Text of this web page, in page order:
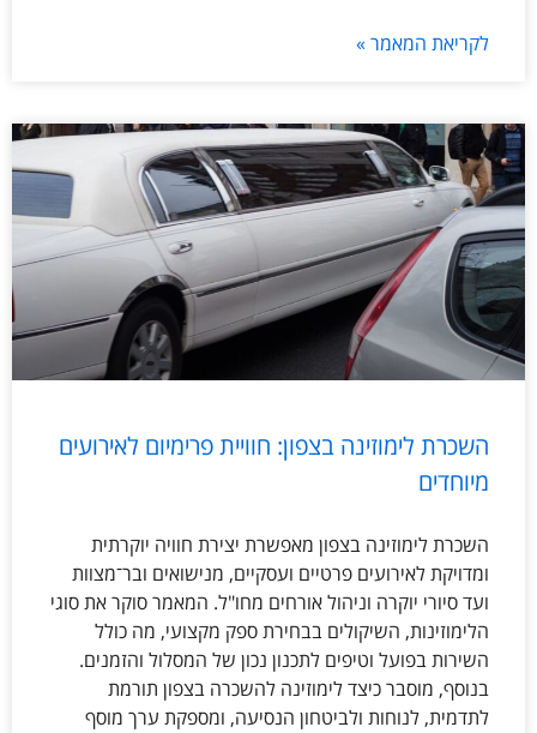
לקריאת המאמר »
השכרת לימוזינה בצפון: חוויית פרימיום לאירועים
מיוחדים
השכרת לימוזינה בצפון מאפשרת יצירת חוויה יוקרתית
ומדויקת לאירועים פרטיים ועסקיים, מנישואים ובר־מצוות
ועד סיורי יוקרה וניהול אורחים מחו"ל. המאמר סוקר את סוגי
הלימוזינות, השיקולים בבחירת ספק מקצועי, מה כולל
השירות בפועל וטיפים לתכנון נכון של המסלול והזמנים.
בנוסף, מוסבר כיצד לימוזינה להשכרה בצפון תורמת
לתדמית, לנוחות ולביטחון הנסיעה, ומספקת ערך מוסף